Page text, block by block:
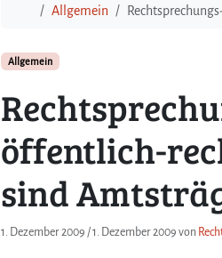
StartAllgemein
Allgemein
öffentlich-
sind
1. Dezember 2009 /1. Dezember 2009 von